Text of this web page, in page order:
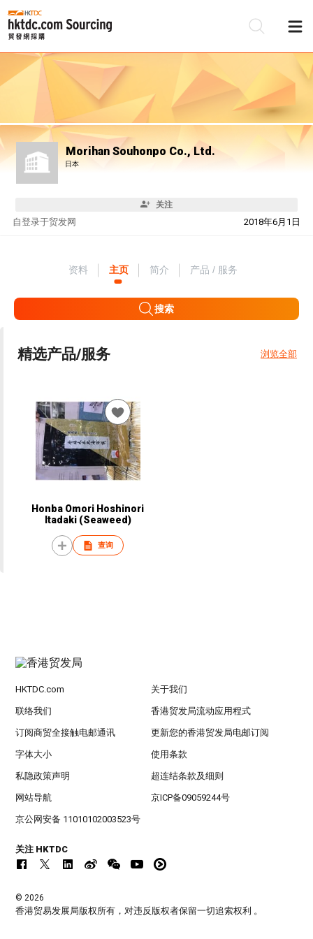
Morihan Souhonpo Co., Ltd.
日本
关注
自 2018年6月1日
登录于贸发网
资料 主页 简介 产品 / 服务
搜索
精选产品/服务 浏览全部
Honba Omori Hoshinori
Itadaki (Seaweed)
查询
HKTDC.com 关于我们
联络我们 香港贸发局流动应用程式
订阅商贸全接触电邮通讯 更新您的香港贸发局电邮订阅
字体大小 使用条款
私隐政策声明 超连结条款及细则
网站导航 京ICP备09059244号
京公网安备 11010102003523号
关注 HKTDC
© 2026
香港贸易发展局版权所有，对违反版权者保留一切追索权利 。